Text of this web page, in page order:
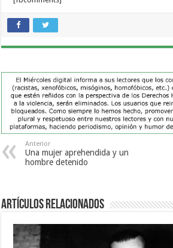
Anterior
Una mujer aprehendida y un
hombre detenido
Artículos Relacionados